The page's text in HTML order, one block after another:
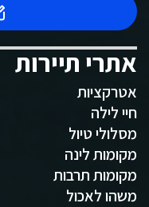
אתרי תיירות
אטרקציות
חיי לילה
מסלולי טיול
מקומות לינה
מקומות תרבות
משהו לאכול